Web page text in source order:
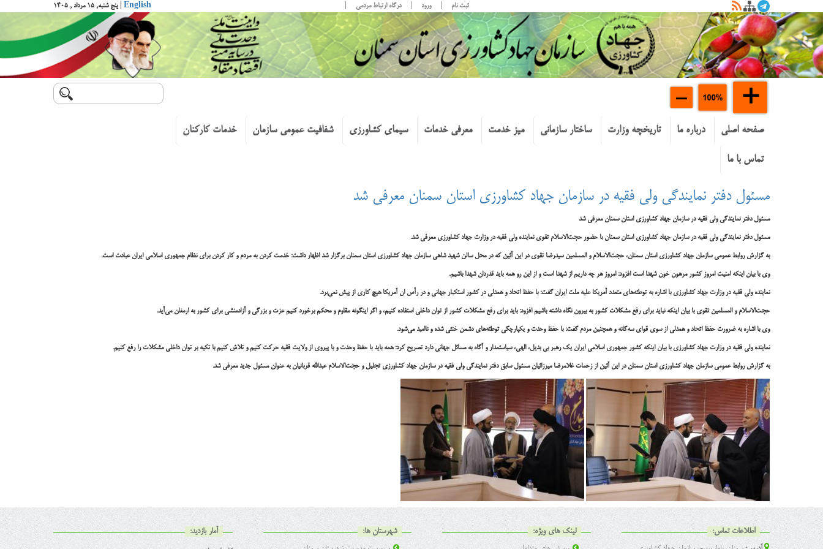
English | پنج شنبه, ۱۵ مرداد , ۱۴۰۵ ثبت نام ورود درگاه ارتباط مردمی
صفحه اصلی درباره ما تاریخچه وزارت ساختار سازمانی میز خدمت معرفی خدمات سیمای کشاورزی شفافیت عمومی سازمان خدمات کارکنان
تماس با ما
مسئول دفتر نمایندگی ولی فقیه در سازمان جهاد کشاورزی استان سمنان معرفی شد
مسئول دفتر نمایندگی ولی فقیه در سازمان جهاد کشاورزی استان سمنان معرفی شد
مسئول دفتر نمایندگی ولی فقیه در سازمان جهاد کشاورزی استان سمنان با حضور حجت‌الاسلام تقوی نماینده ولی فقیه در وزارت جهاد کشاورزی معرفی شد.
به گزارش روابط عمومی سازمان جهاد کشاورزی استان سمنان، حجت‌الاسلام و المسلمین سیدرضا تقوی در این آئین که در محل سالن شهید شاهی سازمان جهاد کشاورزی استان سمنان برگزار شد اظهار داشت: خدمت کردن به مردم و کار کردن برای نظام جمهوری اسلامی ایران عبادت است.
وی با بیان اینکه امنیت امروز کشور مرهون خون شهدا است افزود: امروز هر چه داریم از شهدا است و از این رو همه باید قدردان شهدا باشیم.
نماینده ولی فقیه در وزارت جهاد کشاورزی با اشاره به توطئه‌های متعدد آمریکا علیه ملت ایران گفت: با حفظ اتحاد و همدلی در کشور استکبار جهانی و در رأس ان آمریکا هیچ کاری از پیش نمی‌برد.
حجت‌الاسلام و المسلمین تقوی با بیان اینکه نباید برای رفع مشکلات کشور به بیرون نگاه داشته باشیم افزود: باید برای رفع مشکلات کشور از توان داخلی استفاده کنیم، و اگر اینگونه مقاوم و محکم برخورد کنیم عزت و بزرگی و آزادمنشی برای کشور به ارمغان می‌آید.
وی با اشاره به ضرورت حفظ اتحاد و همدلی از سوی قوای سه‌گانه و همچنین مردم گفت: با حفظ وحدت و یکپارچگی توطئه‌های دشمن خنثی شده و ناامید می‌شود.
نماینده ولی فقیه در وزارت جهاد کشاورزی با بیان اینکه کشور جمهوری اسلامی ایران یک رهبر بی بدیل، الهی، سیاستمدار و آگاه به مسائل جهانی دارد تصریح کرد: همه باید با حفظ وحدت و با پیروی از ولایت فقیه حرکت کنیم و تلاش کنیم با تکیه بر توان داخلی مشکلات را رفع کنیم.
به گزارش روابط عمومی سازمان جهاد کشاورزی استان سمنان در این آئین از زحمات غلامرضا میرزائیان مسئول سابق دفتر نمایندگی ولی فقیه در سازمان جهاد کشاورزی تجلیل و حجت‌الاسلام عبدالله قربانیان به عنوان مسئول جدید معرفی شد.
اطلاعات تماس: آمار بازدید: شهرستان ها: لینک های ویژه: